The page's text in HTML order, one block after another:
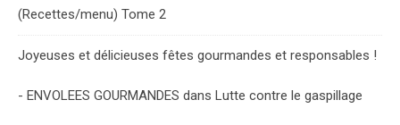
(Recettes/menu) Tome 2
Joyeuses et délicieuses fêtes gourmandes et responsables !
- ENVOLEES GOURMANDES dans Lutte contre le gaspillage